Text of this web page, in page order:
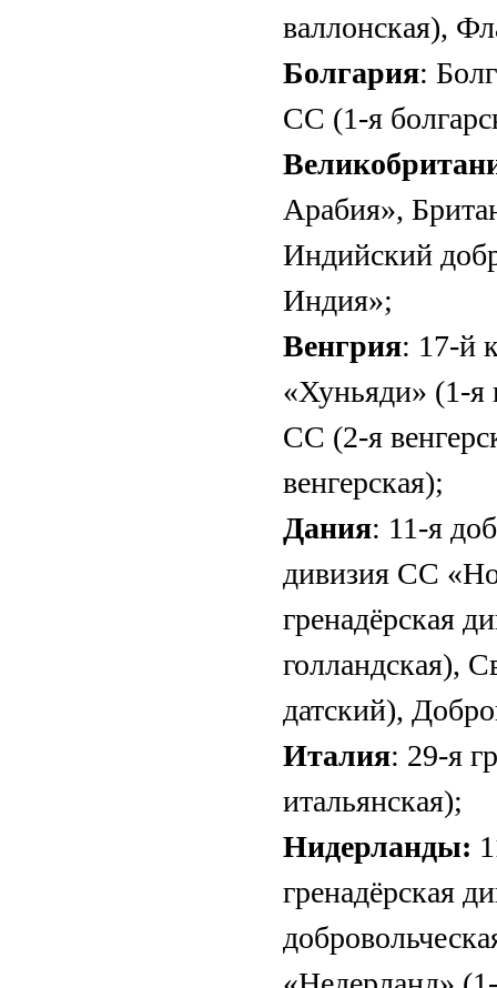
валлонская),
Болгария:
СС (1-я
Арабия»,
Индийский
Индия»;
Венгрия: 17-й
«Хуньяди» (1-я
СС (2-я
венгерская);
Дания: 11-я
дивизия СС
гренадёрская
голландская),
датский),
Италия: 29-я
итальянская);
Нидерланды:
гренадёрская